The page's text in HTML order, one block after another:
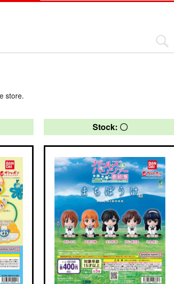
store.
Stock: 〇